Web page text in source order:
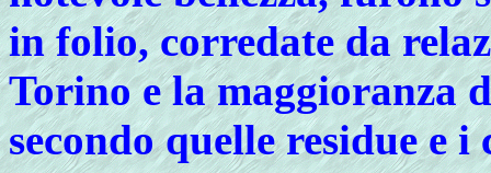
in folio, corredate da
Torino e la maggioranza
secondo quelle residue e